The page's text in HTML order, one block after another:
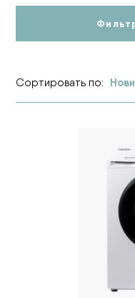
Сортировать по: